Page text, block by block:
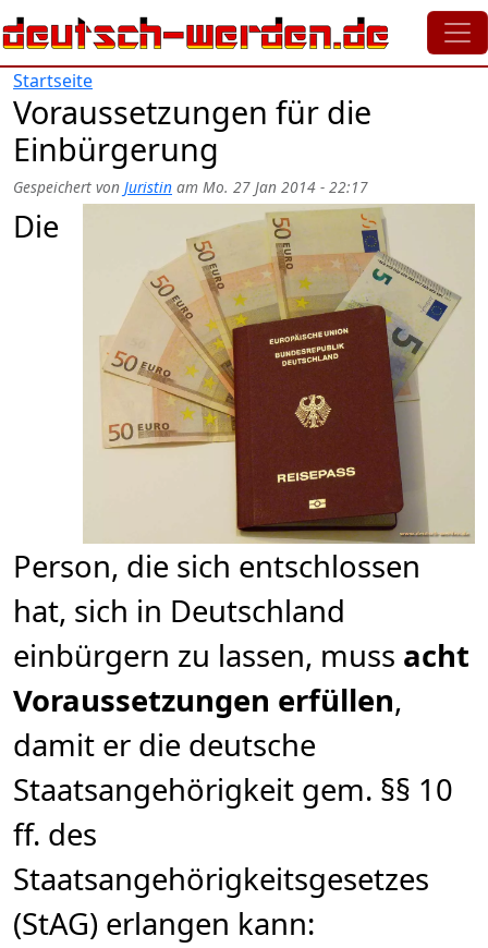
Direkt zum Inhalt
Startseite
Voraussetzungen für die
Einbürgerung
Gespeichert von Juristin am Mo. 27 Jan 2014 - 22:17
Die
Person, die sich entschlossen
hat, sich in Deutschland
einbürgern zu lassen, muss acht
Voraussetzungen erfüllen,
damit er die deutsche
Staatsangehörigkeit gem. §§ 10
ff. des
Staatsangehörigkeitsgesetzes
(StAG) erlangen kann: